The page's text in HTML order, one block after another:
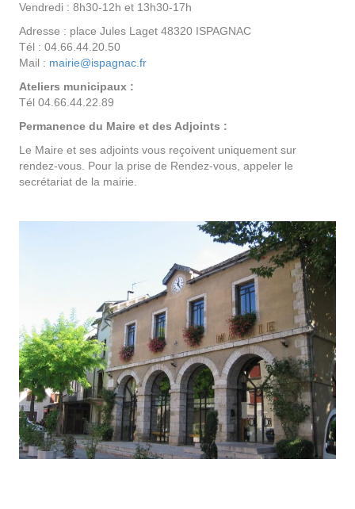
Vendredi : 8h30-12h et 13h30-17h
Adresse : place Jules Laget 48320 ISPAGNAC
Tél : 04.66.44.20.50
Mail : mairie@ispagnac.fr
Ateliers municipaux :
Tél 04.66.44.22.89
Permanence du Maire et des Adjoints :
Le Maire et ses adjoints vous reçoivent uniquement sur
rendez-vous. Pour la prise de Rendez-vous, appeler le
secrétariat de la mairie.